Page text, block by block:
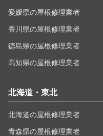
愛媛県の屋根修理業者
香川県の屋根修理業者
徳島県の屋根修理業者
高知県の屋根修理業者
北海道・東北
北海道の屋根修理業者
青森県の屋根修理業者